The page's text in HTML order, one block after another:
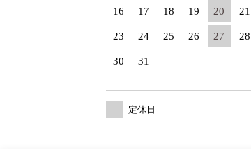
16 17 18 19 20 21
23 24 25 26 27 28
30 31
定休日